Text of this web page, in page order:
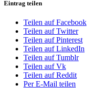
Eintrag teilen
Teilen auf Facebook
Teilen auf Twitter
Teilen auf Pinterest
Teilen auf LinkedIn
Teilen auf Tumblr
Teilen auf Vk
Teilen auf Reddit
Per E-Mail teilen